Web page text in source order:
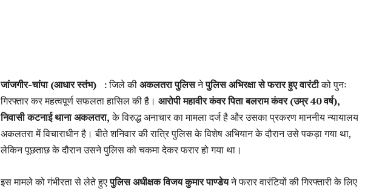
जांजगीर-चांपा (आधार स्तंभ) :जिले कीअकलतरा पुलिसनेपुलिस अभिरक्षा से फरार हुए वारंटीको पुनः
गिरफ्तार कर महत्वपूर्ण सफलता हासिल की है। आरोपी महावीर कंवर पिता बलराम कंवर (उम्र 40 वर्ष),
निवासी कटनाई थाना अकलतरा,के विरुद्ध अनाचार का मामला दर्ज है और उसका प्रकरण माननीय न्यायालय
अकलतरा में विचाराधीन है। बीते शनिवार की रात्रि पुलिस के विशेष अभियान के दौरान उसे पकड़ा गया था,
लेकिन पूछताछ के दौरान उसने पुलिस को चकमा देकर फरार हो गया था।
इस मामले को गंभीरता से लेते हुएपुलिस अधीक्षक विजय कुमार पाण्डेयने फरार वारंटियों की गिरफ्तारी के लिए